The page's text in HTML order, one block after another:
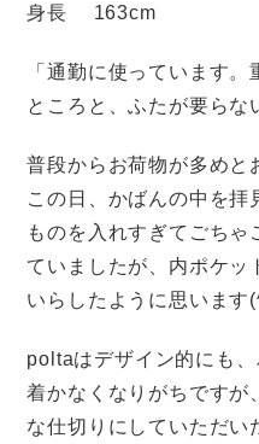
身長 163cm
「通勤に使っています
ところと、ふたが要らな
普段からお荷物が多めと
この日、かばんの中を拝
ものを入れすぎてごちゃ
ていましたが、内ポケッ
いらしたように思います
poltaはデザイン的にも
着かなくなりがちですが
な仕切りにしていただい